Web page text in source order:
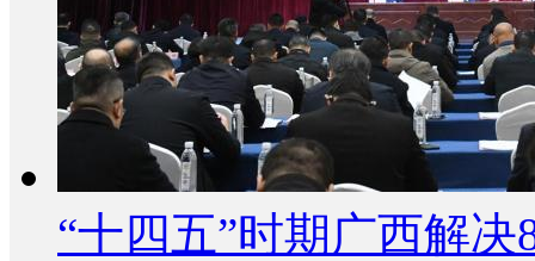
“十四五”时期广西解